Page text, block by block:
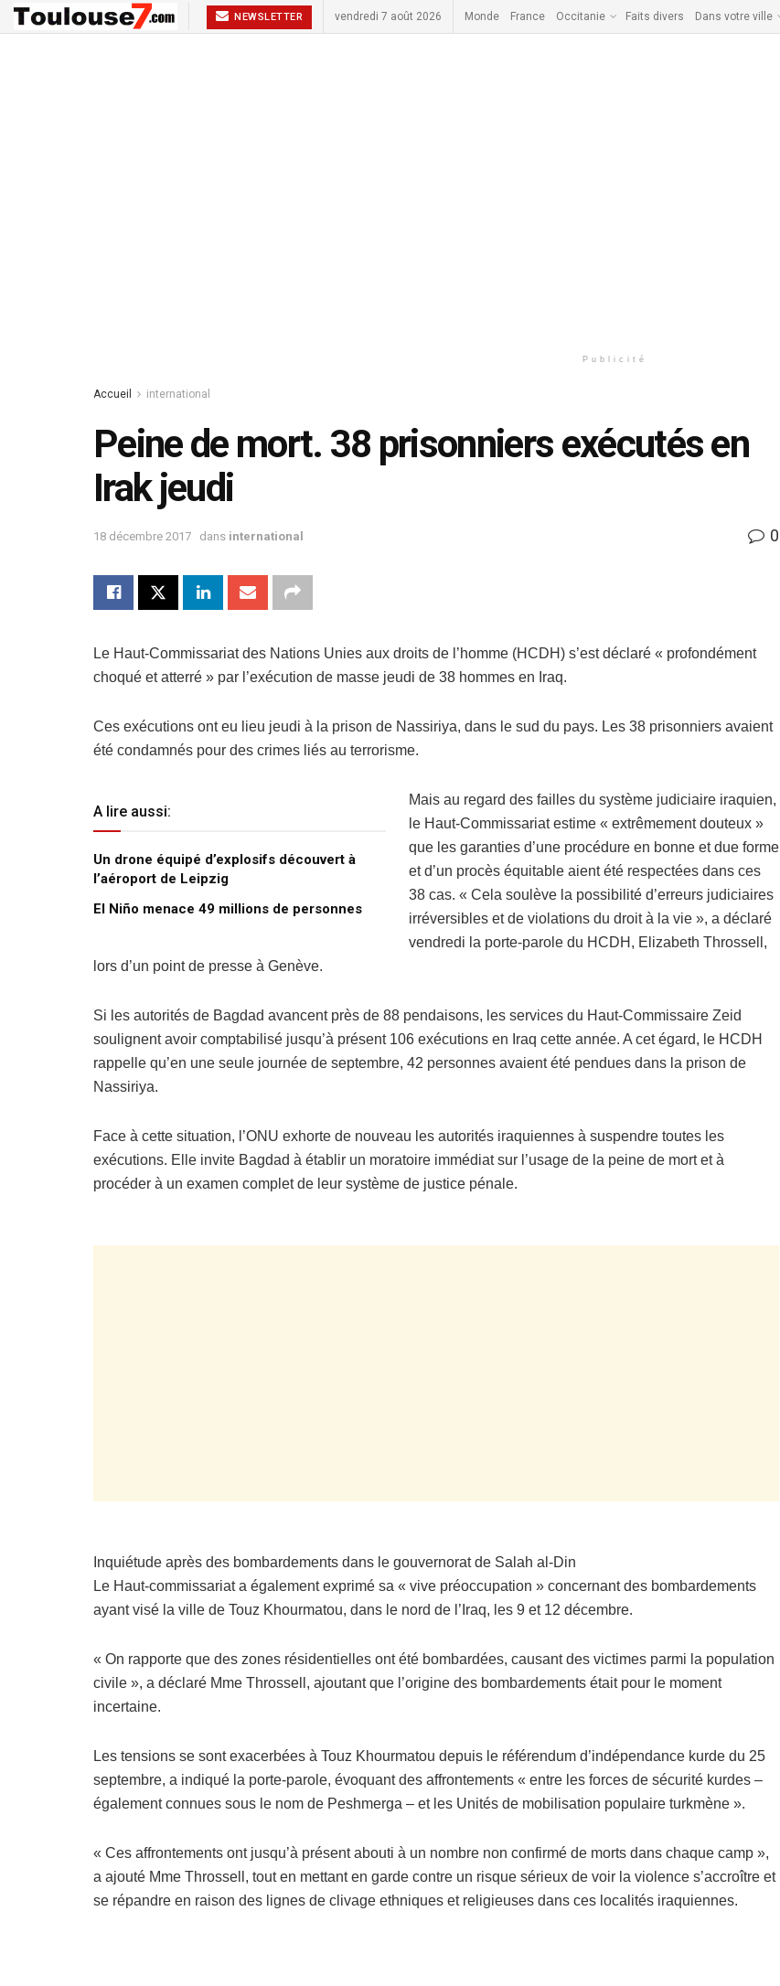
NEWSLETTER vendredi 7 août 2026 Monde France Occitanie Faits divers Dans votre ville
Publicité
Accueil international
Peine de mort. 38 prisonniers exécutés en
Irak jeudi
18 décembre 2017 dans international 0
Le Haut-Commissariat des Nations Unies aux droits de l’homme (HCDH) s’est déclaré « profondément
choqué et atterré » par l’exécution de masse jeudi de 38 hommes en Iraq.
Ces exécutions ont eu lieu jeudi à la prison de Nassiriya, dans le sud du pays. Les 38 prisonniers avaient
été condamnés pour des crimes liés au terrorisme.
A lire aussi:
Un drone équipé d’explosifs découvert à
l’aéroport de Leipzig
El Niño menace 49 millions de personnes
Mais au regard des failles du système judiciaire iraquien,
le Haut-Commissariat estime « extrêmement douteux »
que les garanties d’une procédure en bonne et due forme
et d’un procès équitable aient été respectées dans ces
38 cas. « Cela soulève la possibilité d’erreurs judiciaires
irréversibles et de violations du droit à la vie », a déclaré
vendredi la porte-parole du HCDH, Elizabeth Throssell,
lors d’un point de presse à Genève.
Si les autorités de Bagdad avancent près de 88 pendaisons, les services du Haut-Commissaire Zeid
soulignent avoir comptabilisé jusqu’à présent 106 exécutions en Iraq cette année. A cet égard, le HCDH
rappelle qu’en une seule journée de septembre, 42 personnes avaient été pendues dans la prison de
Nassiriya.
Face à cette situation, l’ONU exhorte de nouveau les autorités iraquiennes à suspendre toutes les
exécutions. Elle invite Bagdad à établir un moratoire immédiat sur l’usage de la peine de mort et à
procéder à un examen complet de leur système de justice pénale.
Inquiétude après des bombardements dans le gouvernorat de Salah al-Din
Le Haut-commissariat a également exprimé sa « vive préoccupation » concernant des bombardements
ayant visé la ville de Touz Khourmatou, dans le nord de l’Iraq, les 9 et 12 décembre.
« On rapporte que des zones résidentielles ont été bombardées, causant des victimes parmi la population
civile », a déclaré Mme Throssell, ajoutant que l’origine des bombardements était pour le moment
incertaine.
Les tensions se sont exacerbées à Touz Khourmatou depuis le référendum d’indépendance kurde du 25
septembre, a indiqué la porte-parole, évoquant des affrontements « entre les forces de sécurité kurdes –
également connues sous le nom de Peshmerga – et les Unités de mobilisation populaire turkmène ».
« Ces affrontements ont jusqu’à présent abouti à un nombre non confirmé de morts dans chaque camp »,
a ajouté Mme Throssell, tout en mettant en garde contre un risque sérieux de voir la violence s’accroître et
se répandre en raison des lignes de clivage ethniques et religieuses dans ces localités iraquiennes.